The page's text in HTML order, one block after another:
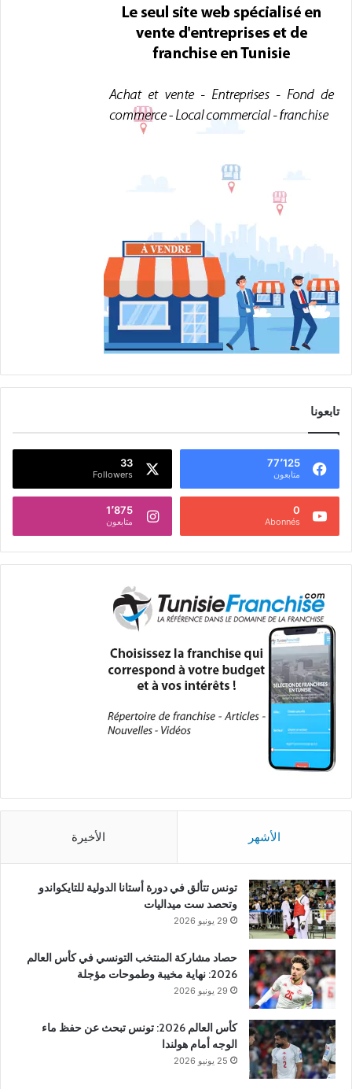
تابعونا
77٬125
متابعون
33
Followers
0
Abonnés
1٬875
متابعون
الأشهر الأخيرة
تونس تتألق في دورة أستانا الدولية للتايكواندو
وتحصد ست ميداليات
29 يونيو 2026
حصاد مشاركة المنتخب التونسي في كأس العالم
2026: نهاية مخيبة وطموحات مؤجلة
29 يونيو 2026
كأس العالم 2026: تونس تبحث عن حفظ ماء
الوجه أمام هولندا
25 يونيو 2026